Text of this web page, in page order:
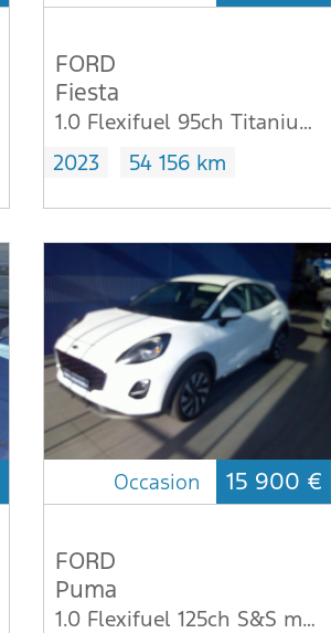
FORD
Fiesta
1.0 Flexifuel 95ch Titanium Business E85 5p
2023
54 156 km
Occasion 15 900 €
FORD
Puma
1.0 Flexifuel 125ch S&S mHEV E85 Titanium